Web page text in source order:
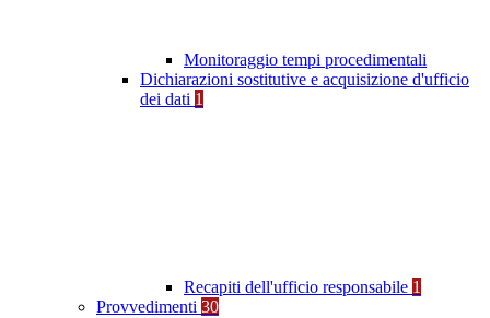
Monitoraggio tempi procedimentali
Dichiarazioni sostitutive e acquisizione d'ufficio
dei dati 1
Recapiti dell'ufficio responsabile 1
Provvedimenti 30